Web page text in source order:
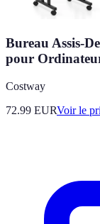
Bureau Assis-
pour
Costway
72.99 EURVoir le